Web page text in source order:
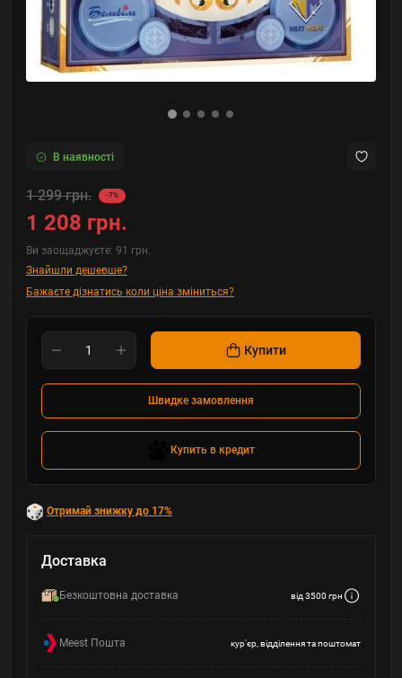
В наявності
1 299 грн. -7%
1 208 грн.
Ви заощаджуєте: 91 грн.
Знайшли дешевше?
Бажаєте дізнатись коли ціна зміниться?
Купити
Швидке замовлення
Купить в кредит
Отримай знижку до 17%
Доставка
Безкоштовна доставка від 3500 грн
Meest Пошта кур'єр, відділення та поштомат